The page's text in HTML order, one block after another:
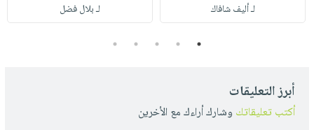
لـ أليف شافاك
لـ بلال فضل
1
2
3
4
5
أبرز التعليقات
أكتب تعليقاتك وشارك أراءك مع الأخرين